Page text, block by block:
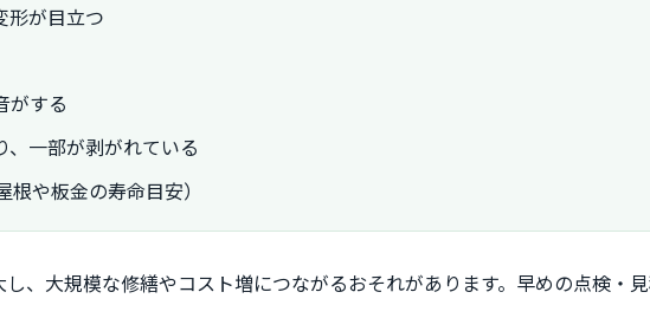
形が目立つ
がする
一部が剥がれている
や板金の寿命目安）
、大規模な修繕やコスト増につながるおそれがあります。早めの点検・見